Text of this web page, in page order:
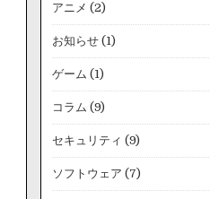
アニメ (2)
お知らせ(1)
ゲーム (1)
コラム (9)
セキュリティ (9)
ソフトウェア (7)